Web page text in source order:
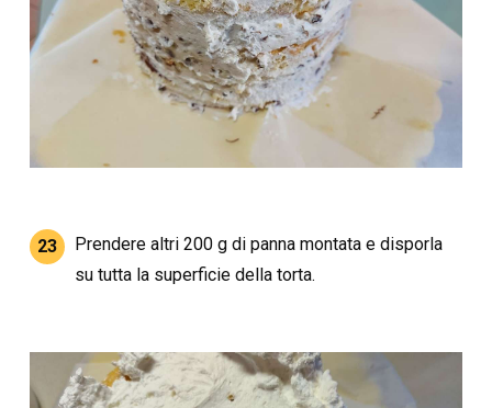
23
Prendere altri 200 g di panna montata e disporla
su tutta la superficie della torta.